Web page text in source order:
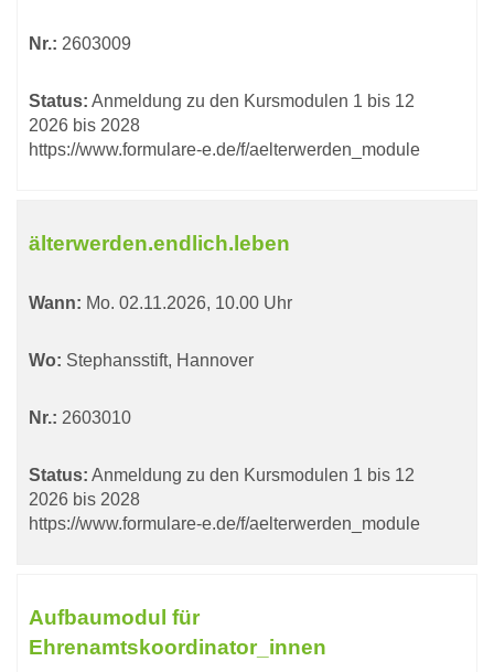
Nr.: 2603009
Status: Anmeldung zu den Kursmodulen 1 bis 12
2026 bis 2028
https://www.formulare-e.de/f/aelterwerden_module
älterwerden.endlich.leben
Wann: Mo. 02.11.2026, 10.00 Uhr
Wo: Stephansstift, Hannover
Nr.: 2603010
Status: Anmeldung zu den Kursmodulen 1 bis 12
2026 bis 2028
https://www.formulare-e.de/f/aelterwerden_module
Aufbaumodul für
Ehrenamtskoordinator_innen